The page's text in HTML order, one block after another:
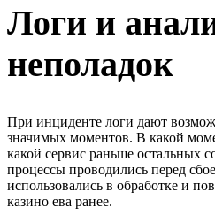
Логи и
неполадок
При инциденте логи дают
значимых моментов. В какой
какой сервис раньше остальных
процессы проводились перед
использовались в обработке и
казино ева ранее.